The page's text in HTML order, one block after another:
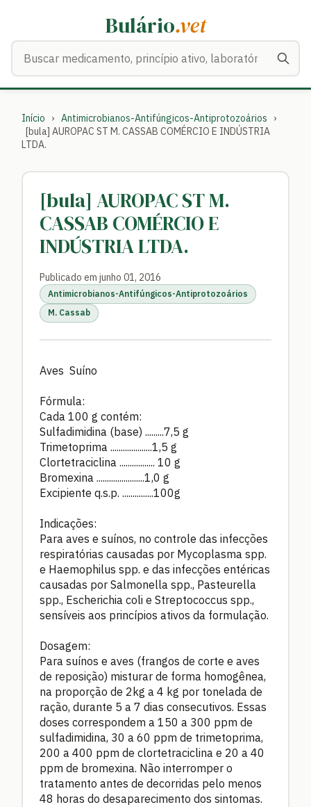
Bulário.vet
Início › Antimicrobianos-Antifúngicos-Antiprotozoários
›
[bula] AUROPAC ST M. CASSAB COMÉRCIO E INDÚSTRIA
LTDA.
[bula] AUROPAC ST M.
CASSAB COMÉRCIO E
INDÚSTRIA LTDA.
Publicado em junho 01, 2016
Antimicrobianos-Antifúngicos-Antiprotozoários
M. Cassab
Aves Suíno
Fórmula:
Cada 100 g contém:
Sulfadimidina (base) .........7,5 g
Trimetoprima ....................1,5 g
Clortetraciclina ................. 10 g
Bromexina .......................1,0 g
Excipiente q.s.p. ...............100g
Indicações:
Para aves e suínos, no controle das infecções
respiratórias causadas por Mycoplasma spp.
e Haemophilus spp. e das infecções entéricas
causadas por Salmonella spp., Pasteurella
spp., Escherichia coli e Streptococcus spp.,
sensíveis aos princípios ativos da formulação.
Dosagem:
Para suínos e aves (frangos de corte e aves
de reposição) misturar de forma homogênea,
na proporção de 2kg a 4 kg por tonelada de
ração, durante 5 a 7 dias consecutivos. Essas
doses correspondem a 150 a 300 ppm de
sulfadimidina, 30 a 60 ppm de trimetoprima,
200 a 400 ppm de clortetraciclina e 20 a 40
ppm de bromexina. Não interromper o
tratamento antes de decorridas pelo menos
48 horas do desaparecimento dos sintomas.